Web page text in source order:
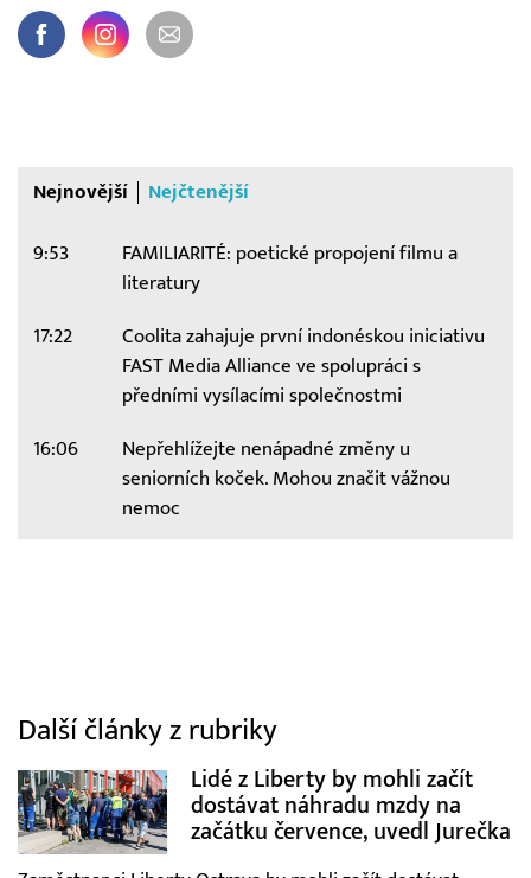
Nejnovější Nejčtenější
9:53
FAMILIARITÉ: poetické propojení filmu a
literatury
17:22
Coolita zahajuje první indonéskou iniciativu
FAST Media Alliance ve spolupráci s
předními vysílacími společnostmi
16:06
Nepřehlížejte nenápadné změny u
seniorních koček. Mohou značit vážnou
nemoc
Další články z rubriky
Lidé z Liberty by mohli začít
dostávat náhradu mzdy na
začátku července, uvedl Jurečka